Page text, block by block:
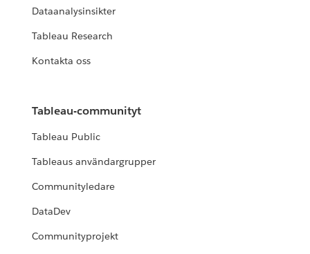
Dataanalysinsikter
Tableau Research
Kontakta oss
Tableau-communityt
Tableau Public
Tableaus användargrupper
Communityledare
DataDev
Communityprojekt